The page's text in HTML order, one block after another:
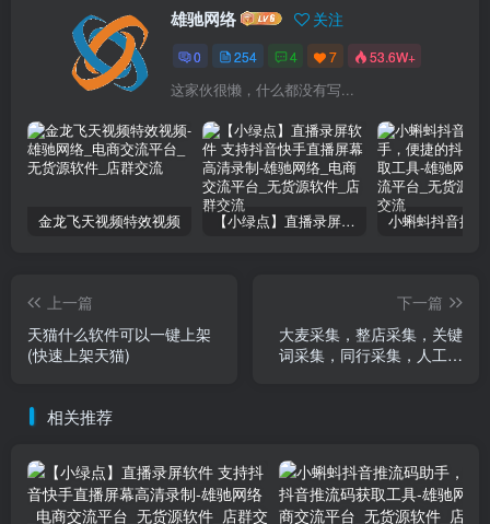
雄驰网络 关注
0 254 4 7 53.6W+
这家伙很懒，什么都没有写...
金龙飞天视频特效视频 【小绿点】直播录屏软件 支持抖音快手直播屏幕高清录制
上一篇
天猫什么软件可以一键上架
(快速上架天猫)
下一篇
大麦采集，整店采集，关键
词采集，同行采集，人工鉴
相关推荐